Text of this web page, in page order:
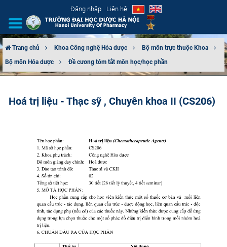
Đăng nhập Liên hệ
GIỚI THIỆU
ĐÀO TẠO
ĐẢM BẢO CHẤT LƯỢNG
KHOA HỌC CÔNG NGHỆ
CỰU NGƯỜI HỌC
Trang chủ Khoa Công nghệ Hóa dược
Bộ môn trực thuộc Khoa
Bộ môn Hóa dược
Đề cương tóm tắt môn học/học phần
Hoá trị liệu - Thạc sỹ , Chuyên khoa II (CS206)